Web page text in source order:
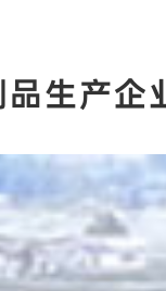
生产企